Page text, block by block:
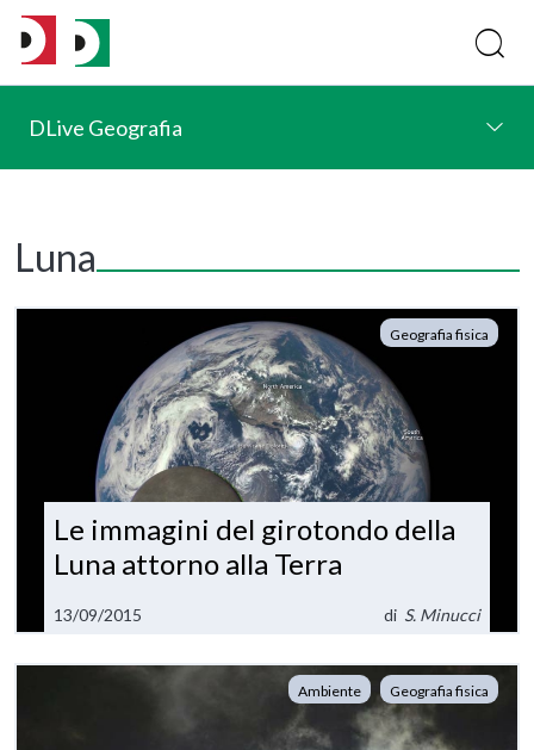
DLive Geografia
Luna
Geografia fisica
Le immagini del girotondo della
Luna attorno alla Terra
13/09/2015 di S. Minucci
Ambiente Geografia fisica